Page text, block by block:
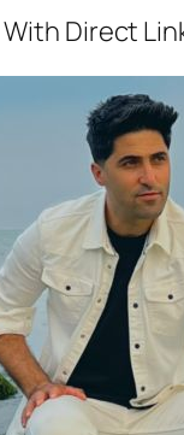
With Direct